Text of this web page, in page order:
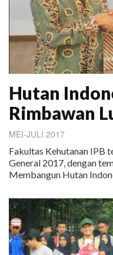
Hutan
Rimbawan
MEI-JULI 2017
Fakultas Kehutanan IPB
General 2017, dengan
Membangun Hutan